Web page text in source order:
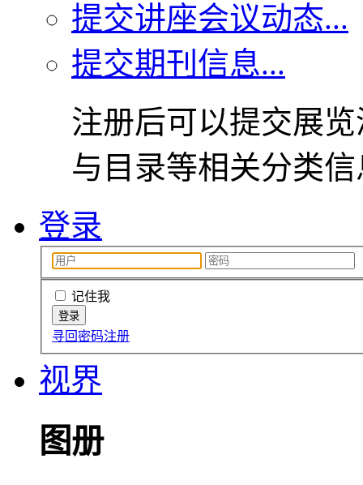
提交讲座会议动态...
提交期刊信息...
注册后可以提交展
与目录等相关分类
登录
记住我
寻回密码注册
视界
图册